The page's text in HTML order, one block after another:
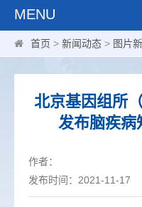
MENU
首页 > 新闻动态 > 图片
北京基因组所
发布脑疾
作者：
发布时间：2021-11-17